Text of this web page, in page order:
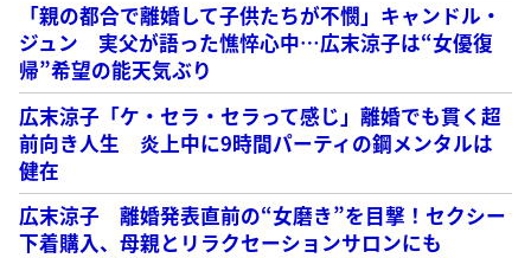
「親の都合で離婚して子供たちが不憫」キャンドル・
ジュン 実父が語った憔悴心中…広末涼子は“女優復
帰”希望の能天気ぶり
広末涼子「ケ・セラ・セラって感じ」離婚でも貫く超
前向き人生 炎上中に9時間パーティの鋼メンタルは
健在
広末涼子 離婚発表直前の“女磨き”を目撃！セクシー
下着購入、母親とリラクセーションサロンにも